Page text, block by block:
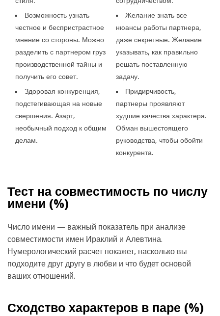
Возможность узнать
честное и беспристрастное
мнение со стороны. Можно
разделить с партнером груз
производственной тайны и
получить его совет.
Здоровая конкуренция,
подстегивающая на новые
свершения. Азарт,
необычный подход к общим
делам.
Желание знать все
нюансы работы партнера,
даже секретные. Желание
указывать, как правильно
решать поставленную
задачу.
Придирчивость,
партнеры проявляют
худшие качества характера.
Обман вышестоящего
руководства, чтобы обойти
конкурента.
Тест на совместимость по числу
имени (%)
Число имени — важный показатель при анализе
совместимости имен Ираклий и Алевтина.
Нумерологический расчет покажет, насколько вы
подходите друг другу в любви и что будет основой
ваших отношений.
Сходство характеров в паре (%)